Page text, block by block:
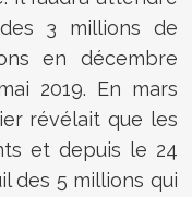
3 millions de
en décembre
2019. En mars
révélait que les
et depuis le 24
des 5 millions qui